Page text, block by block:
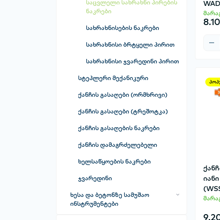
ტყავის სახვრეტი
შუშის საჭრელი (ალმასი)
ხელის მექანიკური ხერხი
ხის სამტვრევი (სტამესკა)
საცვლელი სახრახნი პირების
ნაკრები
სახრახნისების ნაკრები
სახრახნისი ბრტყელი პირით
სახრახნისი ჯვარედინი პირით
სტეპლერი მექანიკური
ქანჩის გასაღები (ორმხრივი)
ქანჩის გასაღები (ტრეშოტკა)
ქანჩის გასაღების ნაკრები
ქანჩის დამაგრძელებელი
ხელსაწყოების ნაკრები
ჯვარედინი
ხესა და ბეტონზე სამუშაო
ინსტრუმენტები